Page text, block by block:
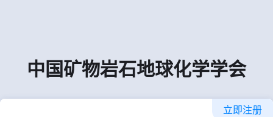
中国矿物岩石地球化学学会
立即注册